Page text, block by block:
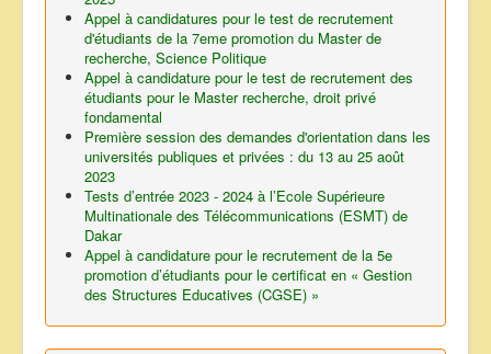
Appel à candidatures pour le test de recrutement
d'étudiants de la 7eme promotion du Master de
recherche, Science Politique
Appel à candidature pour le test de recrutement des
étudiants pour le Master recherche, droit privé
fondamental
Première session des demandes d'orientation dans les
universités publiques et privées : du 13 au 25 août
2023
Tests d’entrée 2023 - 2024 à l’Ecole Supérieure
Multinationale des Télécommunications (ESMT) de
Dakar
Appel à candidature pour le recrutement de la 5e
promotion d’étudiants pour le certificat en « Gestion
des Structures Educatives (CGSE) »